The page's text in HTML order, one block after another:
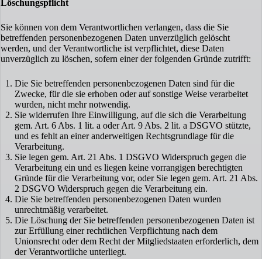
Löschungspflicht
Sie können von dem Verantwortlichen verlangen, dass die Sie
betreffenden personenbezogenen Daten unverzüglich gelöscht
werden, und der Verantwortliche ist verpflichtet, diese Daten
unverzüglich zu löschen, sofern einer der folgenden Gründe zutrifft:
Die Sie betreffenden personenbezogenen Daten sind für die
Zwecke, für die sie erhoben oder auf sonstige Weise verarbeitet
wurden, nicht mehr notwendig.
Sie widerrufen Ihre Einwilligung, auf die sich die Verarbeitung
gem. Art. 6 Abs. 1 lit. a oder Art. 9 Abs. 2 lit. a DSGVO stützte,
und es fehlt an einer anderweitigen Rechtsgrundlage für die
Verarbeitung.
Sie legen gem. Art. 21 Abs. 1 DSGVO Widerspruch gegen die
Verarbeitung ein und es liegen keine vorrangigen berechtigten
Gründe für die Verarbeitung vor, oder Sie legen gem. Art. 21 Abs.
2 DSGVO Widerspruch gegen die Verarbeitung ein.
Die Sie betreffenden personenbezogenen Daten wurden
unrechtmäßig verarbeitet.
Die Löschung der Sie betreffenden personenbezogenen Daten ist
zur Erfüllung einer rechtlichen Verpflichtung nach dem
Unionsrecht oder dem Recht der Mitgliedstaaten erforderlich, dem
der Verantwortliche unterliegt.